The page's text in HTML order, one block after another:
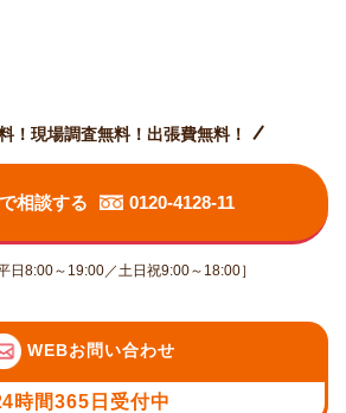
！現場調査無料！出張費無料！
相談する 0120-4128-11
日8:00～19:00／土日祝9:00～18:00］
WEBお問い合わせ
時間365日受付中